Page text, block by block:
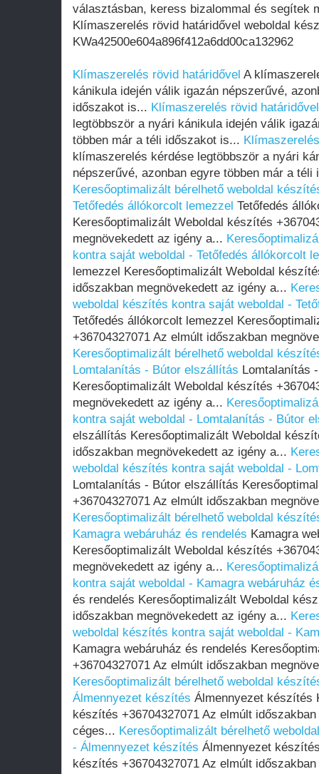
választásban, keress bizalommal és segítek
Klímaszerelés rövid határidővel weboldal
KWa42500e604a896f412a6dd00ca132962
Klímaszerelés rövid határidővel A
kánikula idején válik igazán népszerűvé,
időszakot is... Klímaszerelés rövid határidővel
legtöbbször a nyári kánikula idején válik
többen már a téli időszakot is...
klímaszerelés kérdése legtöbbször a nyári
népszerűvé, azonban egyre többen már a téli
Keresőoptimalizált bérelhető weboldal
Tetőfedés állókorcolt lemezzel Tetőfedés
Keresőoptimalizált Weboldal készítés
megnövekedett az igény a...
kontra saját weboldal - Tetőfedés állókorcolt
lemezzel Keresőoptimalizált Weboldal
időszakban megnövekedett az igény a...
weboldal készítés kontra saját weboldal -
Tetőfedés állókorcolt lemezzel
+36704327071 Az elmúlt időszakban
Keresőoptimalizált bérelhető weboldal
Lomtalanítás - Bútor elszállítás Lomtalanítás
Keresőoptimalizált Weboldal készítés
megnövekedett az igény a...
kontra saját weboldal - Lomtalanítás - Bútor
elszállítás Keresőoptimalizált Weboldal
időszakban megnövekedett az igény a...
weboldal készítés kontra saját weboldal -
Lomtalanítás - Bútor elszállítás
+36704327071 Az elmúlt időszakban
Keresőoptimalizált bérelhető weboldal
Kamagra webáruház és rendelés Kamagra
Keresőoptimalizált Weboldal készítés
megnövekedett az igény a...
kontra saját weboldal - Kamagra webáruház
és rendelés Keresőoptimalizált Weboldal
időszakban megnövekedett az igény a...
weboldal készítés kontra saját weboldal -
Kamagra webáruház és rendelés
+36704327071 Az elmúlt időszakban
Keresőoptimalizált bérelhető weboldal
Álmennyezet készítés Álmennyezet készítés
készítés +36704327071 Az elmúlt
céges... Keresőoptimalizált bérelhető
- Álmennyezet készítés Álmennyezet
készítés +36704327071 Az elmúlt